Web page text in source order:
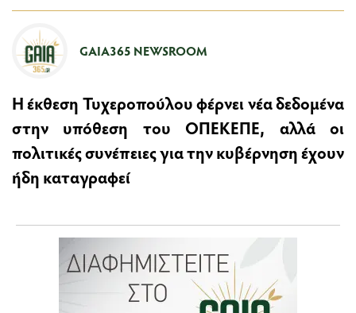
GAIA365 NEWSROOM
Η έκθεση Τυχεροπούλου φέρνει νέα δεδομένα
στην υπόθεση του ΟΠΕΚΕΠΕ, αλλά οι
πολιτικές συνέπειες για την κυβέρνηση έχουν
ήδη καταγραφεί